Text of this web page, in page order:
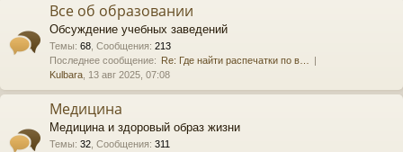
Все об образовании
Обсуждение учебных заведений
Темы: 68 Сообщения: 213
Последнее сообщение: Re: Где найти распечатки по в…
Kulbara , 13 авг 2025, 07:08
Медицина
Медицина и здоровый образ жизни
Темы: 32 Сообщения: 311